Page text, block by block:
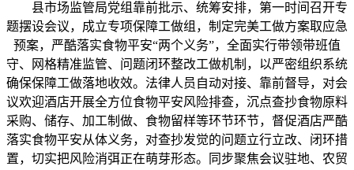
县市场监管局党组靠前批示、统筹安排，第一时间召开专
题摆设会议，成立专项保障工做组，制定完美工做方案取应急
预案，严酷落实食物平安“两个义务”，全面实行带领带班值
守、网格精准监管、问题闭环整改工做机制，以严密组织系统
确保保障工做落地收效。法律人员自动对接、靠前督导，对会
议欢迎酒店开展全方位食物平安风险排查，沉点查抄食物原料
采购、储存、加工制做、食物留样等环节环节，督促酒店严酷
落实食物平安从体义务，对查抄发觉的问题立行立改、闭环措
置，切实把风险消弭正在萌芽形态。同步聚焦会议驻地、农贸